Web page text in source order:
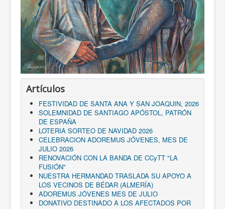
Artículos
FESTIVIDAD DE SANTA ANA Y SAN JOAQUIN, 2026
SOLEMNIDAD DE SANTIAGO APÓSTOL, PATRÓN
DE ESPAÑA
LOTERIA SORTEO DE NAVIDAD 2026
CELEBRACION ADOREMUS JÓVENES, MES DE
JULIO 2026
RENOVACIÓN CON LA BANDA DE CCyTT "LA
FUSIÓN"
NUESTRA HERMANDAD TRASLADA SU APOYO A
LOS VECINOS DE BÉDAR (ALMERÍA)
ADOREMUS JÓVENES MES DE JULIO
DONATIVO DESTINADO A LOS AFECTADOS POR